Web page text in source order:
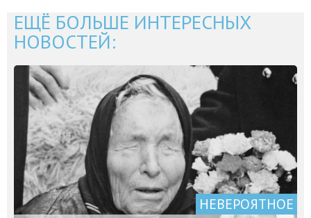
ЕЩЁ БОЛЬШЕ ИНТЕРЕСНЫХ
НОВОСТЕЙ:
НЕВЕРОЯТНОЕ